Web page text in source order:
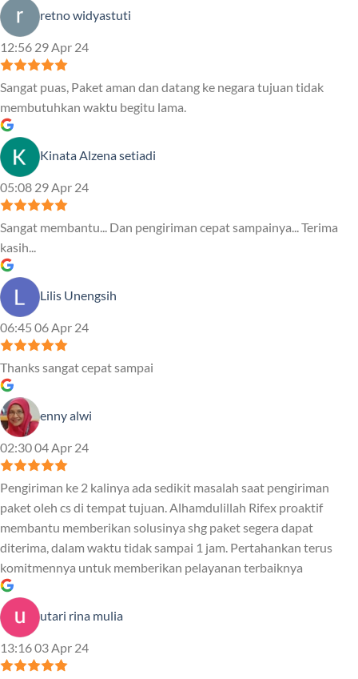
retno widyastuti
12:56 29 Apr 24
Sangat puas, Paket aman dan datang ke negara tujuan tidak
membutuhkan waktu begitu lama.
Kinata Alzena setiadi
05:08 29 Apr 24
Sangat membantu... Dan pengiriman cepat sampainya... Terima
kasih...
Lilis Unengsih
06:45 06 Apr 24
Thanks sangat cepat sampai
enny alwi
02:30 04 Apr 24
Pengiriman ke 2 kalinya ada sedikit masalah saat pengiriman
paket oleh cs di tempat tujuan. Alhamdulillah Rifex proaktif
membantu memberikan solusinya shg paket segera dapat
diterima, dalam waktu tidak sampai 1 jam. Pertahankan terus
komitmennya untuk memberikan pelayanan terbaiknya
utari rina mulia
13:16 03 Apr 24